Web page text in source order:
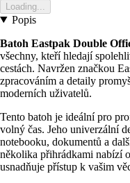
Loading...
Popis
Batoh Eastpak Double
všechny, kteří hledají
cestách. Navržen značkou
zpracováním a detaily
moderních uživatelů.
Tento batoh je ideální pro
volný čas. Jeho univerzální
notebooku, dokumentů a
několika přihrádkami nabízí
usnadňuje přístup k vašim